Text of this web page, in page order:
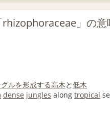
」の意
ルを形成する高木と低木
dense jungles along tropical